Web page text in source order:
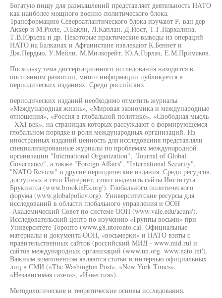
Богатую пищу для размышлений представляет деятельность НАТО
как наиболее мощного военно-политического блока.
Трансформацию Североатлантического блока изучают Р. ван дер
Аккер и М.Рюле, Э.Бакли, Л.Каплан, Д.Йост, Т.Г.Пархалина,
Т.В.Юрьева и др. Некоторые практические выводы из операций
НАТО на Балканах и Афганистане извлекают К.Беннет и
Дж.Пердью, У.Мейли, М.Милкорейт, Ю.А.Горлач, Е.М.Примаков.
Поскольку тема диссертационного исследования находится в
постоянном развитии, много информации публикуется в
периодических изданиях. Среди российских
периодических изданий необходимо отметить журналы
«Международная жизнь», «Мировая экономика и международные
отношения», «Россия в глобальной политике», «Свободная мысль
- XXI век», на страницах которых рассуждают о формирующемся
глобальном порядке и роли международных организаций. Из
иностранных изданий ценность для исследования представляли
специализированные журналы по проблемам международной
организации "International Organization", "Journal of Global
Governance", а также "Foreign Affairs", "International Security",
"NATO Review" и другие периодические издания. Среди ресурсов,
доступных в сети Интернет, стоит выделить сайты Института
Брукингса (www.brookinEs.org'). Глобального политического
форума (www.globalpolicv.org). Университетские ресурсы для
исследований в области глобального управления и ООН
-Академический Совет по системе ООН (www.vale.edu/acuns').
Исследовательский центр по изучению «Группы восьми» при
Университете Торонто (www.g8.utoronto.cal. Официальные
материалы и документа ООН, «восьмерки» и НАТО взяты с
правительственных сайтов (российский МИД - www.mid.rul и
сайтов международных организаций (www.un.org. www.nato.int').
Важным компонентом являются статьи и интервью официальных
лиц в СМИ («The Washington Post», «New York Times»,
«Независимая газета», «Известия»).
Методологические и теоретические основы исследования.